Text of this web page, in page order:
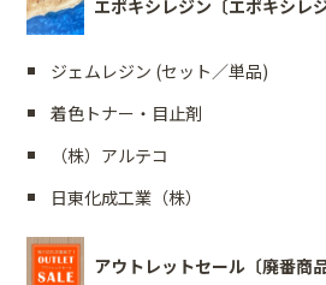
エポキシレジン〔エポキシレ
ジェムレジン (セット／単品)
着色トナー・目止剤
（株）アルテコ
日東化成工業（株）
アウトレットセール〔廃番商品